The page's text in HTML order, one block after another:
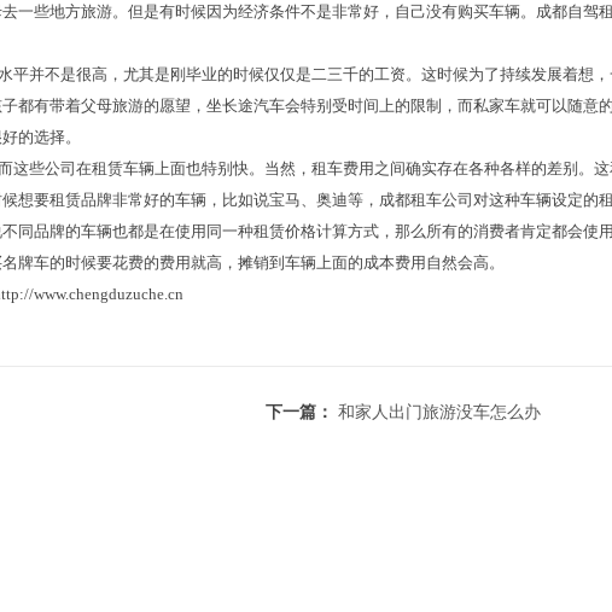
一些地方旅游。但是有时候因为经济条件不是非常好，自己没有购买车辆。成都自驾
平并不是很高，尤其是刚毕业的时候仅仅是二三千的工资。这时候为了持续发展着想，
都有带着父母旅游的愿望，坐长途汽车会特别受时间上的限制，而私家车就可以随意
的选择。
这些公司在租赁车辆上面也特别快。当然，租车费用之间确实存在各种各样的差别。
想要租赁品牌非常好的车辆，比如说宝马、奥迪等，成都租车公司对这种车辆设定的
同品牌的车辆也都是在使用同一种租赁价格计算方式，那么所有的消费者肯定都会使
牌车的时候要花费的费用就高，摊销到车辆上面的成本费用自然会高。
www.chengduzuche.cn
下一篇： 和家人出门旅游没车怎么办